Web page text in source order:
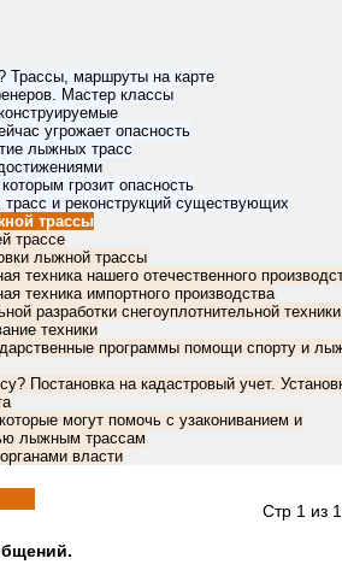
Трассы, маршруты на карте
Мастер классы
угрожает опасность
лыжных трасс
грозит опасность
и реконструкций существующих
трассы
трассе
лыжной трассы
техника нашего отечественного
техника импортного производства
разработки снегоуплотнительной техники
техники
программы помощи спорту и
Постановка на кадастровый учет.
могут помочь с узакониванием и
лыжным трассам
власти
Стр 1 из 1